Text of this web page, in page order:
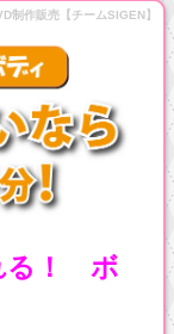
制作販売【チームSIGEN】
る！ ボ